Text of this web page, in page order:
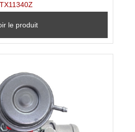
TX11340Z
le produit